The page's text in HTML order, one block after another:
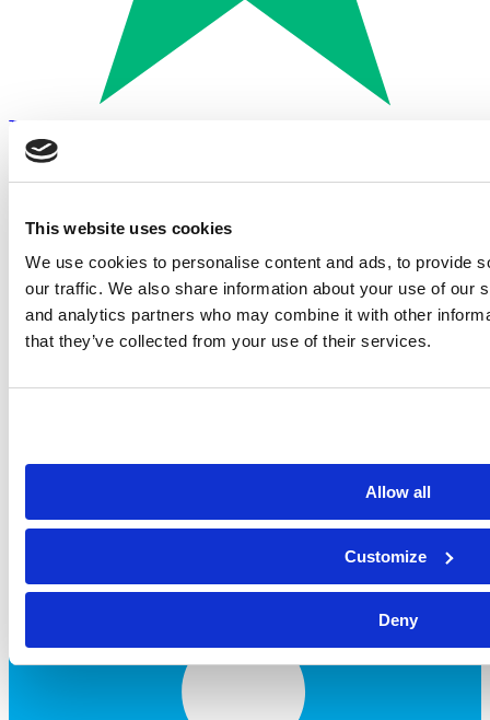
This website uses cookies
We use cookies to personalise content and ads, to provide
our traffic. We also share information about your use of our
and analytics partners who may combine it with other
that they’ve collected from your use of their services.
Allow all
Customize
Deny
Trustpilot
Betalen met: